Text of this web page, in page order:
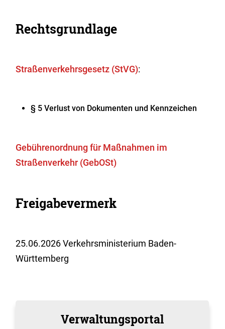
Rechtsgrundlage
Straßenverkehrsgesetz (StVG):
§ 5 Verlust von Dokumenten und Kennzeichen
Gebührenordnung für Maßnahmen im
Straßenverkehr (GebOSt)
Freigabevermerk
25.06.2026 Verkehrsministerium Baden-
Württemberg
Verwaltungsportal